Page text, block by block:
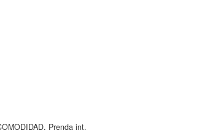
Prenda int.